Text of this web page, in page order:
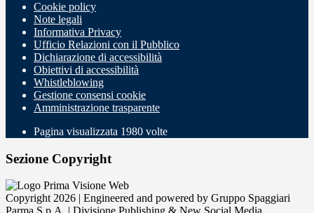
Cookie policy
Note legali
Informativa Privacy
Ufficio Relazioni con il Pubblico
Dichiarazione di accessibilità
Obiettivi di accessibilità
Whistleblowing
Gestione consensi cookie
Amministrazione trasparente
Pagina visualizzata 1980 volte
Sezione Copyright
Copyright 2026 | Engineered and powered by Gruppo Spaggiari